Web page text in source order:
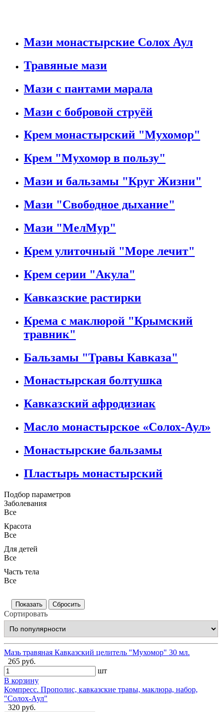
Мази монастырские Солох Аул
Травяные мази
Мази с пантами марала
Мази с бобровой струёй
Крем монастырский "Мухомор"
Крем "Мухомор в пользу"
Мази и бальзамы "Круг Жизни"
Мази "Свободное дыхание"
Мази "МелМур"
Крем улиточный "Море лечит"
Крем серии "Акула"
Кавказские растирки
Крема с маклюрой "Крымский
травник"
Бальзамы "Травы Кавказа"
Монастырская болтушка
Кавказский афродизиак
Масло монастырское «Солох-Аул»
Монастырские бальзамы
Пластырь монастырский
Подбор параметров
Заболевания
Все
Красота
Все
Для детей
Все
Часть тела
Все
Сортировать
Мазь травяная Кавказский целитель "Мухомор" 30 мл.
265 руб.
шт
В корзину
Компресс. Прополис, кавказские травы, маклюра, набор,
"Солох-Аул"
320 руб.